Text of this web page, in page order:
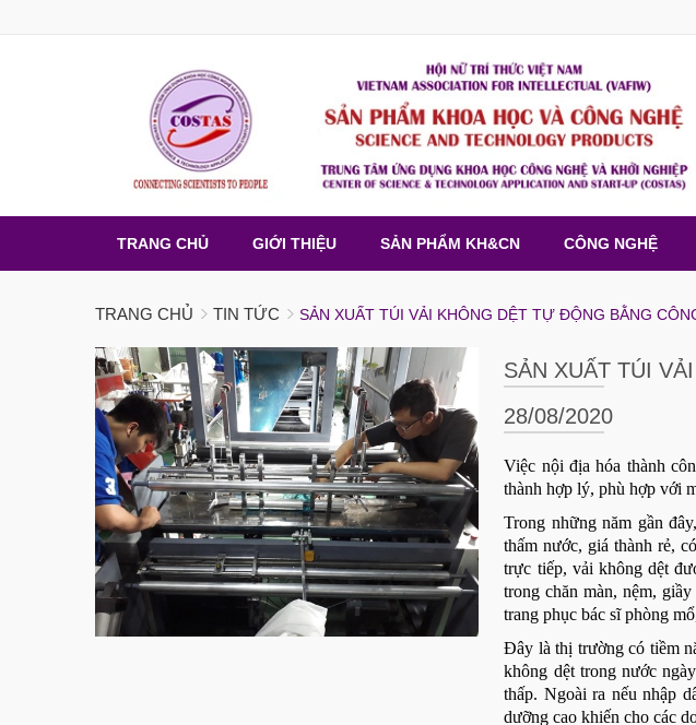
TRANG CHỦ GIỚI THIỆU SẢN PHẨM KH&CN CÔNG NGHỆ
TRANG CHỦ TIN TỨC SẢN XUẤT TÚI VẢI KHÔNG DỆT TỰ ĐỘNG BẰNG
SẢN XUẤT TÚI
28/08/2020
Việc nội địa hóa thành
thành hợp lý, phù hợp với
Trong những năm gần
thấm nước, giá thành rẻ,
trực tiếp, vải không dệt
trong chăn màn, nệm,
trang phục bác sĩ phòng
Đây là thị trường có tiềm
không dệt trong nước
thấp. Ngoài ra nếu nhập
dưỡng cao khiến cho các